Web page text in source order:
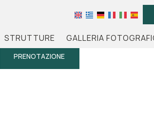
STRUTTURE GALLERIA
PRENOTAZIONE